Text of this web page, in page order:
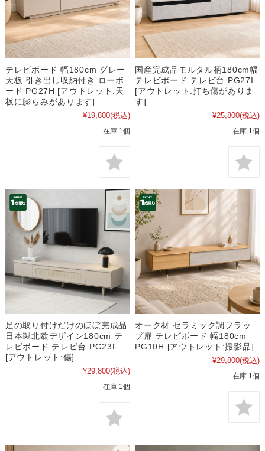
テレビボード 幅180cm グレー
天板 引き出し収納付き ローボ
ード PG27H [アウトレット:天
板に膨らみがあります]
¥19,800(税込)
在庫 1個
国産完成品モルタル柄180cm幅
テレビボード テレビ台 PG27I
[アウトレット:打ち傷がありま
す]
¥25,800(税込)
在庫 1個
足の取り付けだけのほぼ完成品
日本製北欧デザイン180cm テ
レビボード テレビ台 PG23F
[アウトレット:傷]
¥29,800(税込)
在庫 1個
オーク材 セラミック調フラッ
プ扉 テレビボード 幅180cm
PG10H [アウトレット:撮影品]
¥29,800(税込)
在庫 1個